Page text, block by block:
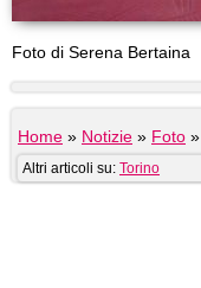
Foto di Serena Bertaina
Home » Notizie » Foto »
Altri articoli su: Torino